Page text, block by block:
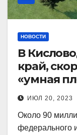
НОВОСТИ
В
край,
«умная
ИЮЛ 20, 2023
Около 90
федерального